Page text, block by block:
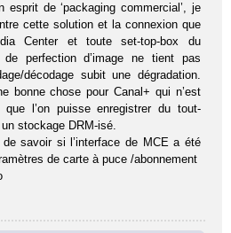
de ‘packaging commercial’, je
cette solution et la connexion que
Center et toute set-top-box du
de perfection d’image ne tient pas
décodage subit une dégradation.
bonne chose pour Canal+ qui n’est
l’on puisse enregistrer du tout-
stockage DRM-isé.
savoir si l’interface de MCE a été
de carte à puce /abonnement